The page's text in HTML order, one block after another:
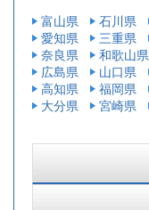
富山県 石川県
愛知県
三重県
奈良県
和歌山県
広島県
山口県
高知県
福岡県
大分県
宮崎県